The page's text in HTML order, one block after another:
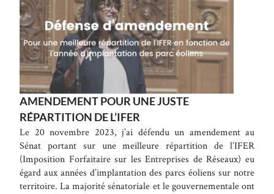
AMENDEMENT POUR UNE JUSTE
RÉPARTITION DE L’IFER
Le 20 novembre 2023, j’ai défendu un amendement au
Sénat portant sur une meilleure répartition de l’IFER
(Imposition Forfaitaire sur les Entreprises de Réseaux) eu
égard aux années d’implantation des parcs éoliens sur notre
territoire. La majorité sénatoriale et le gouvernementale ont